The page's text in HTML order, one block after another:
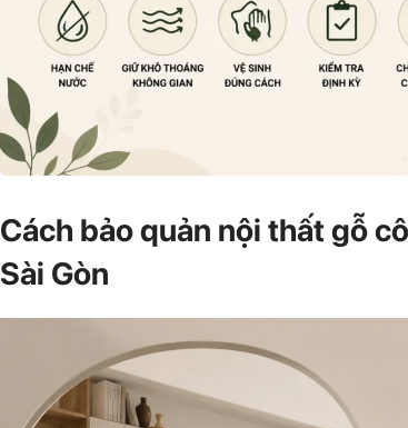
Cách bảo quản nội thất gỗ
Sài Gòn